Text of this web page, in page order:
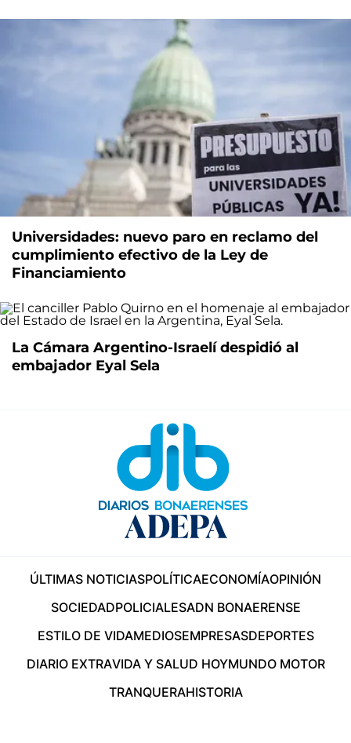
Universidades: nuevo paro en reclamo del
cumplimiento efectivo de la Ley de
Financiamiento
La Cámara Argentino-Israelí despidió al
embajador Eyal Sela
ÚLTIMAS NOTICIASPOLÍTICAECONOMÍAOPINIÓN
SOCIEDADPOLICIALESADN BONAERENSE
ESTILO DE VIDAMEDIOSEMPRESASDEPORTES
DIARIO EXTRAVIDA Y SALUD HOYMUNDO MOTOR
TRANQUERAHISTORIA